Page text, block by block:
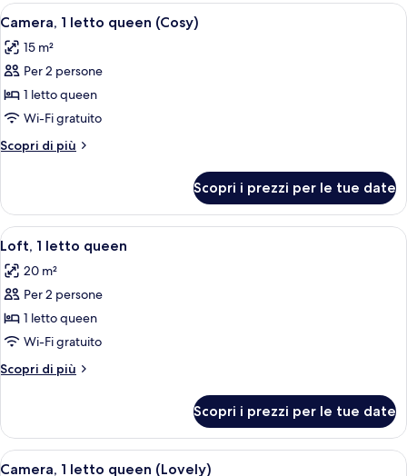
Apri
tutte
le
foto
per
Camera,
1
letto
(Cosy)
Una camera d'albergo con un letto,
4
Camera, 1 letto queen (Cosy)
15 m²
Per 2 persone
1 letto queen
Wi-Fi gratuito
Scopri di più
Altri
1
letto
queen
Scopri i prezzi per le tue date
Apri
tutte
le
foto
per
Loft,
1
letto
Una camera da letto con un letto
8
Loft, 1 letto queen
20 m²
Per 2 persone
1 letto queen
Wi-Fi gratuito
Scopri di più
Altri
1
letto
queen
Scopri i prezzi per le tue date
Apri
Camera d'albergo moderna con
4
Camera, 1 letto queen (Lovely)